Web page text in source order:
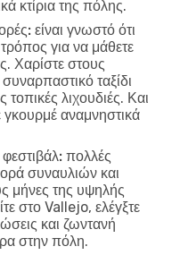
κτίρια της πόλης.
είναι γνωστό ότι
για να μάθετε
Χαρίστε στους
ταξίδι
τοπικές λιχουδιές. Και
αναμνηστικά
πολλές
συναυλιών και
μήνες της υψηλής
στο Vallejo, ελέγξτε
και ζωντανή
στην πόλη.